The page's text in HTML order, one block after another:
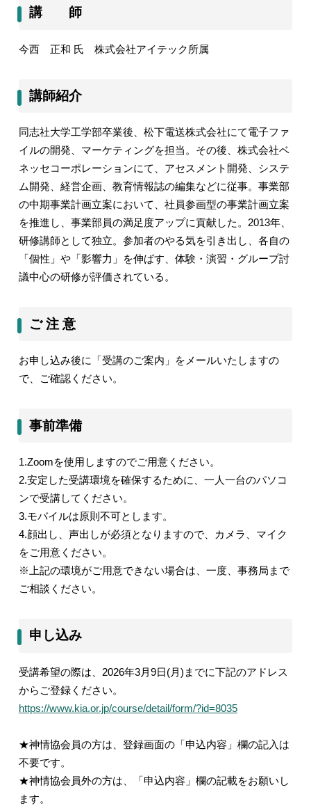
講 師
今西 正和 氏 株式会社アイテック所属
講師紹介
同志社大学工学部卒業後、松下電送株式会社にて電子ファ
イルの開発、マーケティングを担当。その後、株式会社ベ
ネッセコーポレーションにて、アセスメント開発、システ
ム開発、経営企画、教育情報誌の編集などに従事。事業部
の中期事業計画立案において、社員参画型の事業計画立案
を推進し、事業部員の満足度アップに貢献した。 2013年、
研修講師として独立。参加者のやる気を引き出し、各自の
「個性」や「影響力」を伸ばす、体験・演習・グループ討
議中心の研修が評価されている。
ご 注 意
お申し込み後に「受講のご案内」をメールいたしますの
で、ご確認ください。
事前準備
1.Zoomを使用しますのでご用意ください。
2.安定した受講環境を確保するために、一人一台のパソコ
ンで受講してください。
3.モバイルは原則不可とします。
4.顔出し、声出しが必須となりますので、カメラ、マイク
をご用意ください。
※上記の環境がご用意できない場合は、一度、事務局まで
ご相談ください。
申し込み
受講希望の際は、 2026年3月9日(月) までに下記のアドレス
からご登録ください。
https://www.kia.or.jp/course/detail/form/?id=8035
★神情協会員の方は、登録画面の「申込内容」欄の記入は
不要です。
★神情協会員外の方は、「申込内容」欄の記載をお願いし
ます。